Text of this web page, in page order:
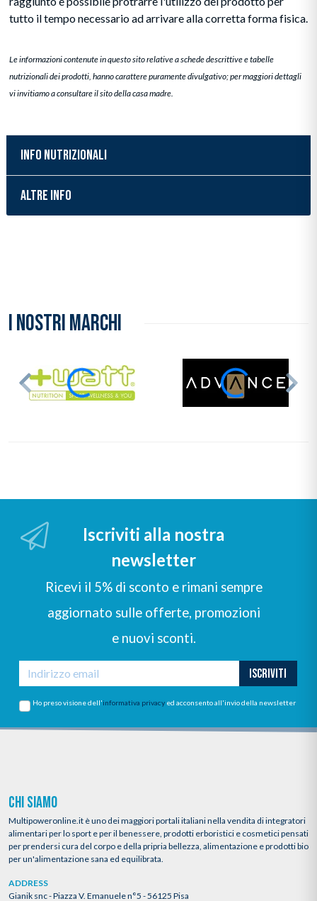
tutto il tempo necessario ad arrivare alla corretta forma fisica.
Le informazioni contenute in questo sito relative a schede descrittive e tabelle
nutrizionali dei prodotti, hanno carattere puramente divulgativo; per maggiori dettagli
vi invitiamo a consultare il sito della casa madre.
INFO NUTRIZIONALI
ALTRE INFO
I NOSTRI MARCHI
Iscriviti alla nostra
newsletter
Ricevi il 5% di sconto e rimani sempre
aggiornato sulle offerte, promozioni
e nuovi sconti.
ISCRIVITI
Ho preso visione dell'informativa privacy ed acconsento all'invio della newsletter
CHI SIAMO
Multipoweronline.it è uno dei maggiori portali italiani nella vendita di integratori
alimentari per lo sport e per il benessere, prodotti erboristici e cosmetici pensati
per prendersi cura del corpo e della pripria bellezza, alimentazione e prodotti bio
per un'alimentazione sana ed equilibrata.
ADDRESS
Gianik snc - Piazza V. Emanuele n°5 - 56125 Pisa